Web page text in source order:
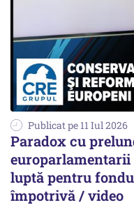
Publicat pe 11 Iul 2026
Paradox cu
europarlamentarii
luptă pentru
împotrivă / video